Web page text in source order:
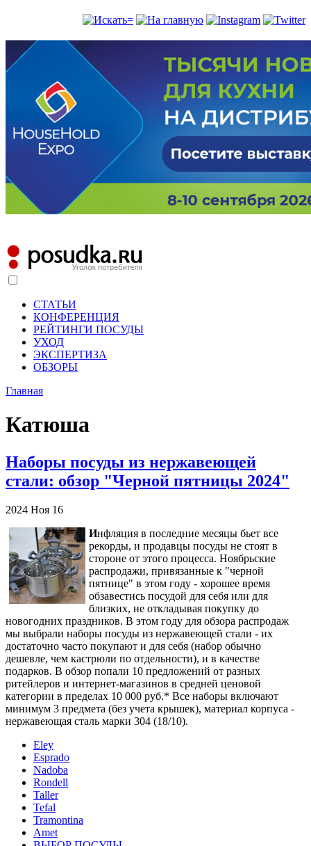
СТАТЬИ
КОНФЕРЕНЦИЯ
РЕЙТИНГИ ПОСУДЫ
УХОД
ЭКСПЕРТИЗА
ОБЗОРЫ
Главная
Катюша
Наборы посуды из нержавеющей
стали: обзор "Черной пятницы 2024"
2024 Ноя 16
Инфляция в последние месяцы бьет все
рекорды, и продавцы посуды не стоят в
стороне от этого процесса. Ноябрьские
распродажи, привязанные к "черной
пятнице" в этом году - хорошее время
обзавестись посудой для себя или для
близких, не откладывая покупку до
новогодних праздников. В этом году для обзора распродаж
мы выбрали наборы посуды из нержавеющей стали - их
достаточно часто покупают и для себя (набор обычно
дешевле, чем кастрюли по отдельности), и в качестве
подарков. В обзор попали 10 предложений от разных
ритейлеров и интернет-магазинов в средней ценовой
категории в пределах 10 000 руб.* Все наборы включают
минимум 3 предмета (без учета крышек), материал корпуса -
нержавеющая сталь марки 304 (18/10).
Eley
Esprado
Nadoba
Rondell
Taller
Tefal
Tramontina
Аmet